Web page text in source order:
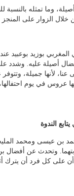
وما تمثله بالنسبة
الزوار على المنجز
المغربي بوزيد
أفضال أصيلة عليه.
عنا، لأنها جميلة،
عروس في يوم
الندوة
بن عيسى ومحمد
وتحدث عن أفضال
على كل فرد أن يترك